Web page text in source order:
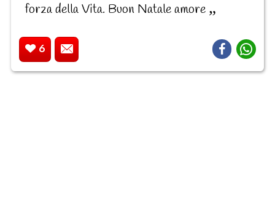
forza della Vita. Buon Natale amore
6